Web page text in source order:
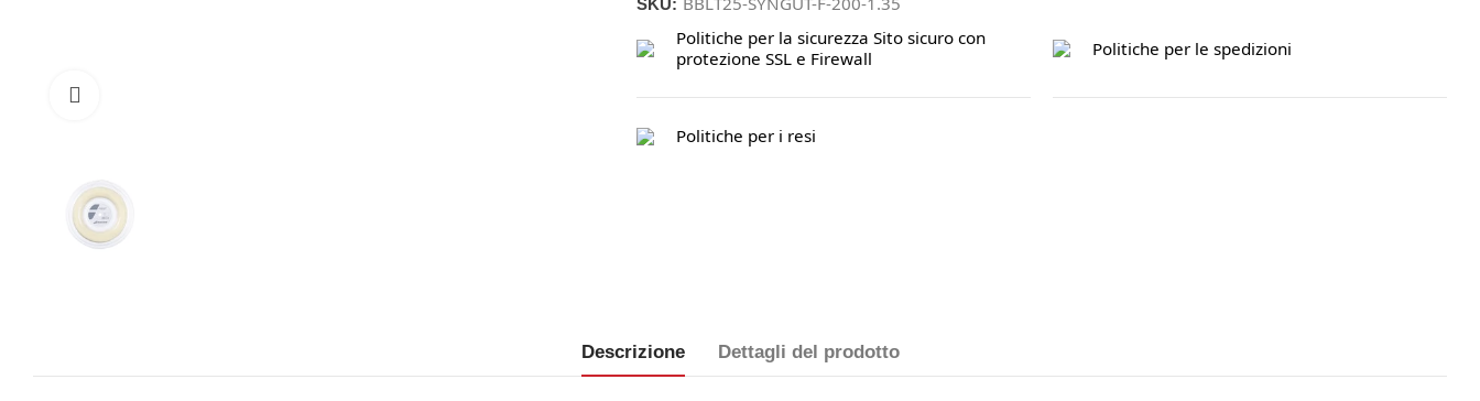
SKU:
Politiche per la sicurezza Sito sicuro con
protezione SSL e Firewall
Politiche per le spedizioni
Politiche per i resi
Descrizione Dettagli del prodotto